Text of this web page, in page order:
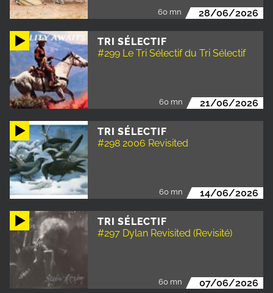
60 mn 28/06/2026
TRI SÉLECTIF
#299 Le Tri Sélectif du Tri Sélectif
60 mn 21/06/2026
TRI SÉLECTIF
#298 2006 Revisited
60 mn 14/06/2026
TRI SÉLECTIF
#297 Dylan Revisited (Revisité)
60 mn 07/06/2026